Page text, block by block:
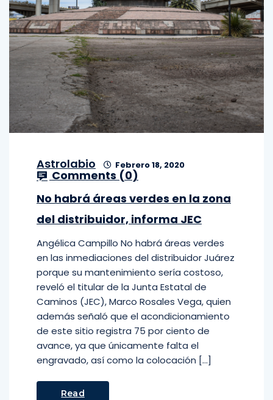
Astrolabio Febrero 18, 2020
Comments (0)
No habrá áreas verdes en la zona
del distribuidor, informa JEC
Angélica Campillo No habrá áreas verdes
en las inmediaciones del distribuidor Juárez
porque su mantenimiento sería costoso,
reveló el titular de la Junta Estatal de
Caminos (JEC), Marco Rosales Vega, quien
además señaló que el acondicionamiento
de este sitio registra 75 por ciento de
avance, ya que únicamente falta el
engravado, así como la colocación […]
Read